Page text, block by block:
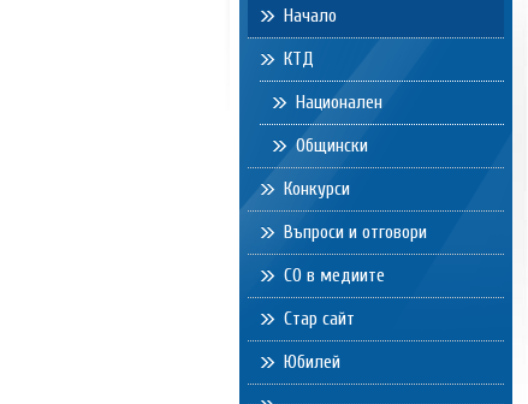
Начало
КТД
Национален
Общински
Конкурси
Въпроси и отговори
СО в медиите
Стар сайт
Юбилей